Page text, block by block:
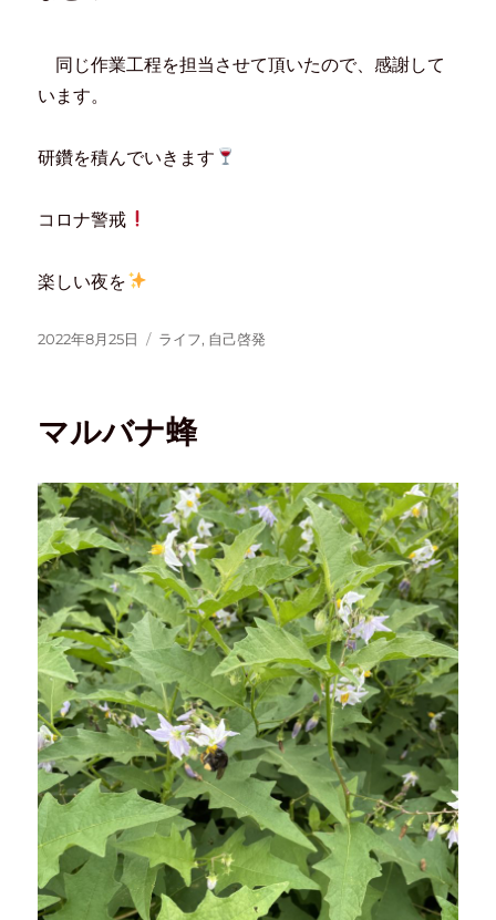
同じ作業工程を担当させて頂いたので、感謝して
います。
研鑽を積んでいきます
コロナ警戒
楽しい夜を
2022年8月25日 ライフ, 自己啓発
マルバナ蜂